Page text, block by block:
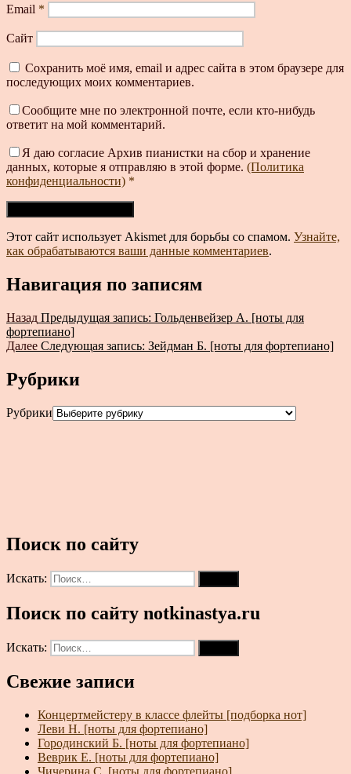
Email *
Сайт
Сохранить моё имя, email и адрес сайта в этом браузере для
последующих моих комментариев.
Сообщите мне по электронной почте, если кто-нибудь
ответит на мой комментарий.
Я даю согласие Архив пианистки на сбор и хранение
данных, которые я отправляю в этой форме. (Политика
конфиденциальности) *
Этот сайт использует Akismet для борьбы со спамом. Узнайте,
как обрабатываются ваши данные комментариев.
Навигация по записям
Назад Предыдущая запись: Гольденвейзер А. [ноты для
фортепиано]
Далее Следующая запись: Зейдман Б. [ноты для фортепиано]
Рубрики
Рубрики
Поиск по сайту
Искать:
Поиск по сайту notkinastya.ru
Искать:
Свежие записи
Концертмейстеру в классе флейты [подборка нот]
Леви Н. [ноты для фортепиано]
Городинский Б. [ноты для фортепиано]
Веврик Е. [ноты для фортепиано]